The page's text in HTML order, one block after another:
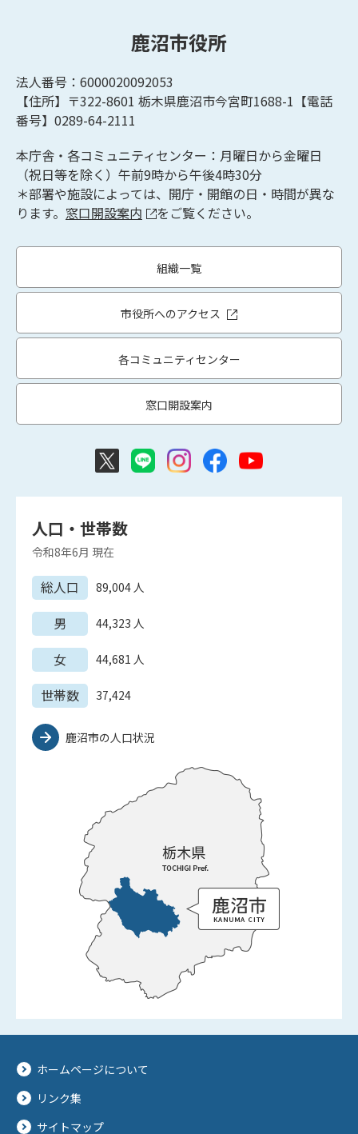
鹿沼市役所
法人番号：6000020092053
【住所】〒322-8601 栃木県鹿沼市今宮町1688-1【電話
番号】0289-64-2111
本庁舎・各コミュニティセンター：月曜日から金曜日
（祝日等を除く）午前9時から午後4時30分
＊部署や施設によっては、開庁・開館の日・時間が異な
ります。 窓口開設案内 をご覧ください。
組織一覧
市役所へのアクセス
各コミュニティセンター
窓口開設案内
人口・世帯数
令和8年6月 現在
総人口 89,004人
男 44,323 人
女 44,681 人
世帯数 37,424
鹿沼市の人口状況
ホームページについて
リンク集
サイトマップ